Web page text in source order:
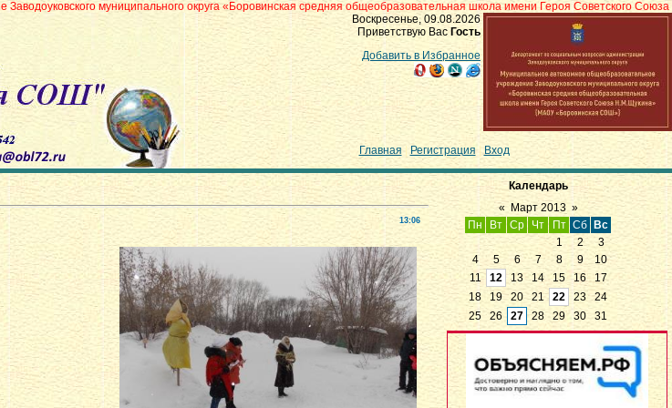
муниципального округа «Боровинская средняя общеобразовательная школа имени Героя Советского Союза Н.М.Щукина»
Воскресенье, 09.08.2026
Приветствую Вас Гость
Добавить в Избранное
Главная Регистрация Вход
13:06
Календарь
«
Март 2013 »
Пн
Вт Ср Чт Пт Сб
Вс
1
2
3
4
5 6 7 8 9
10
11
12 13 14 15 16
17
18
19 20 21 22 23
24
25
26 27 28 29 30 31